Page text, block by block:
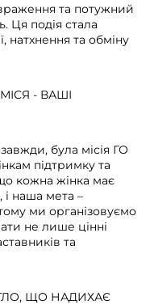
та потужний
Ця подія стала
натхнення та обміну
- ВАШІ
була місія ГО
підтримку та
кожна жінка має
і наша мета –
ми організовуємо
не лише цінні
та
ЩО НАДИХАЄ